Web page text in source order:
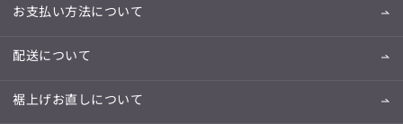
お支払い方法について
配送について
裾上げお直しについて